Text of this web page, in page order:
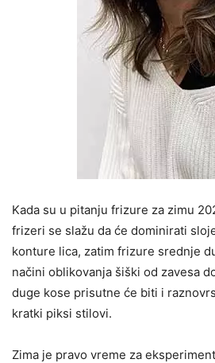
Kada su u pitanju frizure za zimu
frizeri se slažu da će dominirati
konture lica, zatim frizure srednje
načini oblikovanja šiški od zavesa
duge kose prisutne će biti i
kratki piksi stilovi.
Zima je pravo vreme za